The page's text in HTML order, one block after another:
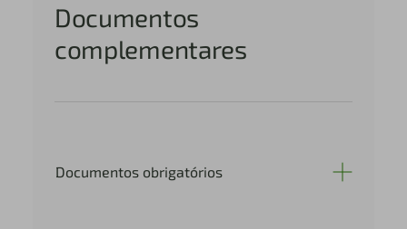
Documentos
complementares
Documentos obrigatórios